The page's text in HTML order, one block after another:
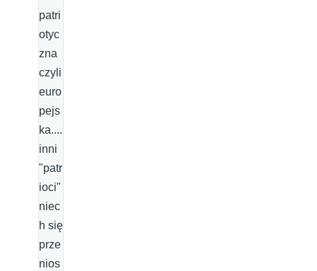
patri
otyc
zna
czyli
euro
pejs
ka....
inni
"patr
ioci"
niec
h się
prze
nios